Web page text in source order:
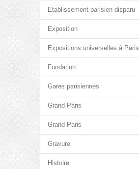
Etablissement parisien disparu
Exposition
Expositions universelles à Paris
Fondation
Gares parisiennes
Grand Paris
Grand Paris
Gravure
Histoire